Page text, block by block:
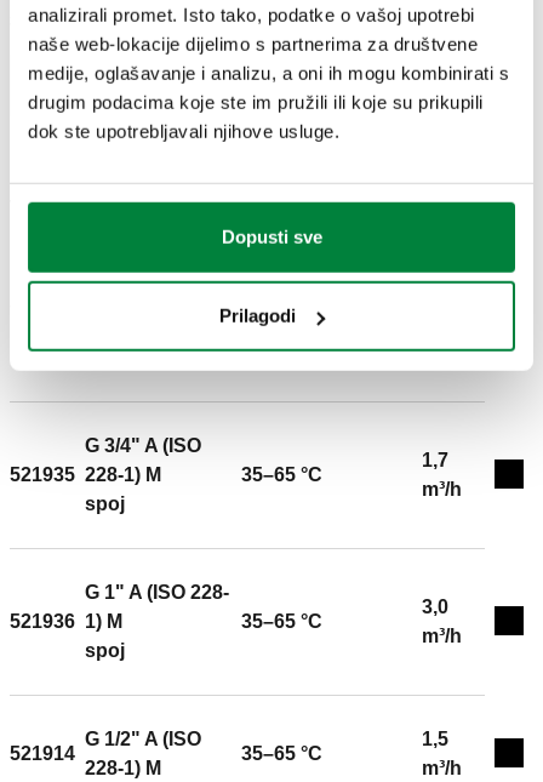
analizirali promet. Isto tako, podatke o vašoj upotrebi
naše web-lokacije dijelimo s partnerima za društvene
medije, oglašavanje i analizu, a oni ih mogu kombinirati s
drugim podacima koje ste im pružili ili koje su prikupili
dok ste upotrebljavali njihove usluge.
Dopusti sve
Prilagodi
3D modeli
IGS STP
Tekst ponude
CALEFFI, 521934. Miješajući ventil, podesivi, s
1/2" A (ISO 228-1) M, spoj. Maksimalni radni tlak: 10
bar. Raspon temperature medija: 2–90 °C. Raspon
sprječava ispuštanje cinka DR low lead.
21e8f407-0048-4556-b9a6-
ed594f14aa8c
Prikaži
521935
G 3/4" A (ISO
228-1) M
spoj
35–65 °C
1,7
m³/h
521936
G 1" A (ISO 228-
1) M
spoj
35–65 °C
3,0
m³/h
521914
G 1/2" A (ISO
228-1) M
35–65 °C
1,5
m³/h